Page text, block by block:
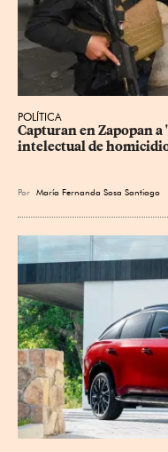
POLÍTICA
Capturan en Zapopan
intelectual de
Por María Fernanda Sosa Santiago